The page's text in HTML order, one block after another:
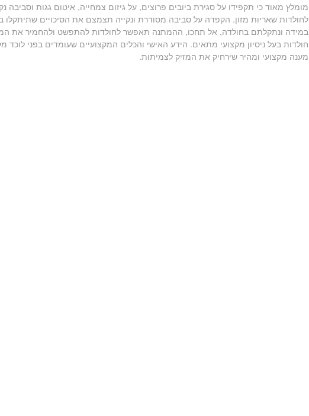
מומלץ מאוד כי תקפידו על סגירת ביובים פרוצים, על גיזום צמחייה, איטום גגות וסביבה
לחולדות שאריות מזון. הקפדה על סביבה מסודרת ונקייה תצמצם את הסיכויים
במידה ונתקלתם בחולדה, אל תחכו, ההמתנה תאפשר לחולדות להתפשט ולהחמיר את
חולדות בעל ניסיון מקצועי מתאים. הידע האישי והכלים המקצועיים שעומדים בפני
מענה מקצועי ומהיר שירחיק את המזיק לצמיתות.